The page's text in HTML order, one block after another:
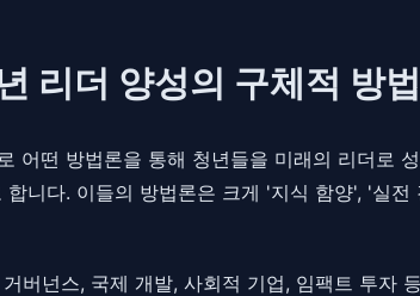
리더 양성의 구체적 방
어떤 방법론을 통해 청년들을 미래의 리더로
니다. 이들의 방법론은 크게 '지식 함양', '실
버넌스, 국제 개발, 사회적 기업, 임팩트 투자